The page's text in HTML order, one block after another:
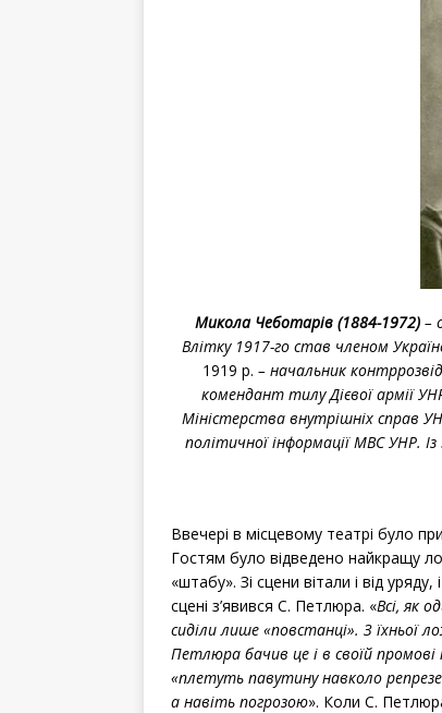
Микола Чеботарів (1884-1972) –
Влітку 1917-го став членом
1919 р. – начальник
комендант тилу Дієвої армії
Міністерства внутрішніх справ
політичної інформації МВС УНР.
Ввечері в місцевому театрі було
Гостям було відведено найкращу
«штабу». Зі сцени вітали і від уряду,
сцені з’явився С. Петлюра. «Всі, як
сиділи лише «повстанці». З їхньої
Петлюра бачив це і в своїй
«плетуть павутину навколо
а навіть погрозою». Коли С.